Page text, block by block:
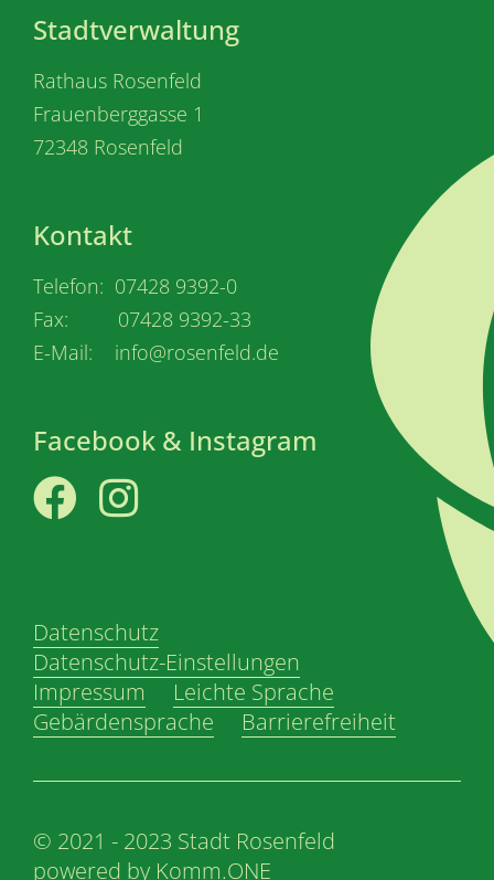
Stadtverwaltung
Rathaus Rosenfeld
Frauenberggasse 1
72348 Rosenfeld
Kontakt
Telefon: 07428 9392-0
Fax: 07428 9392-33
E-Mail: info@rosenfeld.de
Facebook & Instagram
Datenschutz
Datenschutz-Einstellungen
Impressum
Leichte Sprache
Gebärdensprache
Barrierefreiheit
© 2021 - 2023 Stadt Rosenfeld
powered by Komm.ONE